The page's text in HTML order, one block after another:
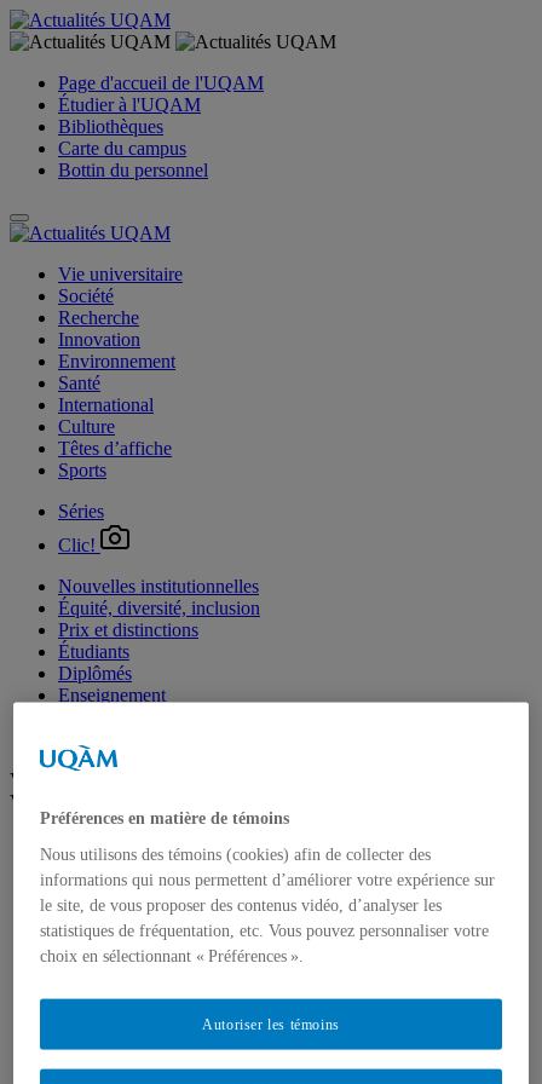
Page d'accueil de l'UQAM
Étudier à l'UQAM
Bibliothèques
Carte du campus
Bottin du personnel
Vie universitaire
Société
Recherche
Innovation
Environnement
Santé
International
Culture
Têtes d’affiche
Sports
Séries
Clic!
Nouvelles institutionnelles
Équité, diversité, inclusion
Prix et distinctions
Étudiants
Diplômés
Enseignement
Voir plus
Voir moins
Département de danse
Département de musique
Département d'études littéraires
Département d'histoire de l'art
École de design
École supérieure de théâtre
Institut du patrimoine
Préférences en matière de témoins
Nous utilisons des témoins (cookies) afin de collecter des
informations qui nous permettent d’améliorer votre expérience sur
le site, de vous proposer des contenus vidéo, d’analyser les
statistiques de fréquentation, etc. Vous pouvez personnaliser votre
choix en sélectionnant « Préférences ».
Autoriser les témoins